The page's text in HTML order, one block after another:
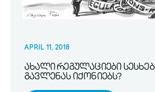
APRIL 11, 2018
ახალი რეგულაციები
გავლენას იქონიებს?